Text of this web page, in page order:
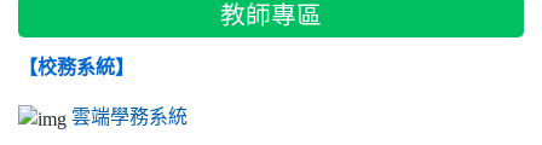
教師專區
【校務系統】
雲端學務系統